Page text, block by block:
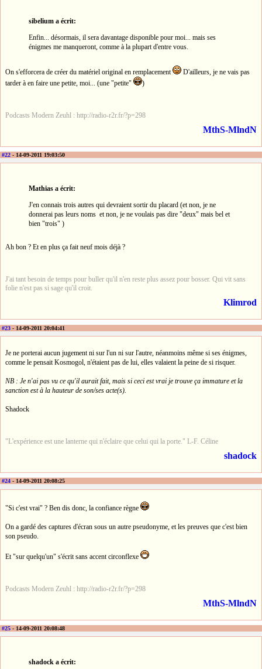
sibelium a écrit:
Enfin... désormais, il sera davantage disponible pour moi... mais ses
énigmes me manqueront, comme à la plupart d'entre vous.
On s'efforcera de créer du matériel original en remplacement
D'ailleurs, je ne vais pas
tarder à en faire une petite, moi... (une "petite"
)
Podcasts Modern Zeuhl : http://radio-r2r.fr/?p=298
MthS-MlndN
#22 - 14-09-2011 19:03:50
Mathias a écrit:
J'en connais trois autres qui devraient sortir du placard (et non, je ne
donnerai pas leurs noms et non, je ne voulais pas dire "deux" mais bel et
bien "trois" )
Ah bon ? Et en plus ça fait neuf mois déjà ?
J'ai tant besoin de temps pour buller qu'il n'en reste plus assez pour bosser. Qui vit sans
folie n'est pas si sage qu'il croit.
Klimrod
#23 - 14-09-2011 20:04:41
Je ne porterai aucun jugement ni sur l'un ni sur l'autre, néanmoins même si ses énigmes,
comme le pensait Kosmogol, n'étaient pas de lui, elles valaient la peine de si risquer.
NB : Je n'ai pas vu ce qu'il aurait fait, mais si ceci est vrai je trouve ça immature et la
sanction est à la hauteur de son/ses acte(s).
Shadock
"L'expérience est une lanterne qui n'éclaire que celui qui la porte." L-F. Céline
shadock
#24 - 14-09-2011 20:08:25
"Si c'est vrai" ? Ben dis donc, la confiance règne
On a gardé des captures d'écran sous un autre pseudonyme, et les preuves que c'est bien
son pseudo.
Et "sur quelqu'un" s'écrit sans accent circonflexe
Podcasts Modern Zeuhl : http://radio-r2r.fr/?p=298
MthS-MlndN
#25 - 14-09-2011 20:08:48
shadock a écrit: